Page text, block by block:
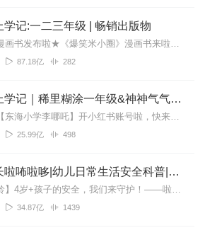
学记:一二三年级 | 畅销出版物
★米小圈漫画书发布啦★《爆笑米小圈》漫画书来啦《米小圈上学记》一二三年级正版广播剧！《米小圈上学记》系列是儿童作家北猫最新创作的儿童小说系列，作品诙谐幽默、好...
87.18亿 282
李哪吒上学记｜稀里糊涂一年级&神神气气二年级
其他互动【东海小学李哪吒】开小红书账号啦，快来关注和李哪吒成为好朋友！有机会免费领儿童会员、官方周边！【点击加入】东海小学广播站圈子，更多互动！李哪吒全新冒险番...
25.99亿 498
安全警长啦咘啦哆|幼儿日常生活安全科普|宝宝巴士
【适听年龄】4岁+孩子的安全，我们来守护！——啦咘啦哆警长宣孩子天生爱冒险，好奇心爆棚！不是在大马路上比赛跑，就是踩着椅子上下跳，怎样才能保护孩子平安长大？听...
34.87亿 1439